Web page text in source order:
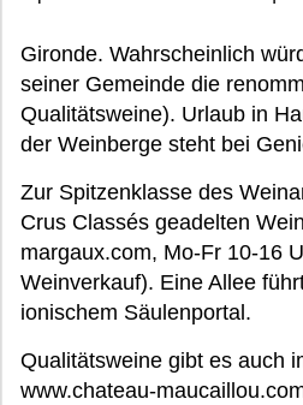
Gironde. Wahrscheinlich
seiner Gemeinde die
Qualitätsweine). Urlaub in
der Weinberge steht bei
Zur Spitzenklasse des
Crus Classés geadelten
margaux.com, Mo-Fr 10-16
Weinverkauf). Eine Allee
ionischem Säulenportal.
Qualitätsweine gibt es auch
www.chateau-